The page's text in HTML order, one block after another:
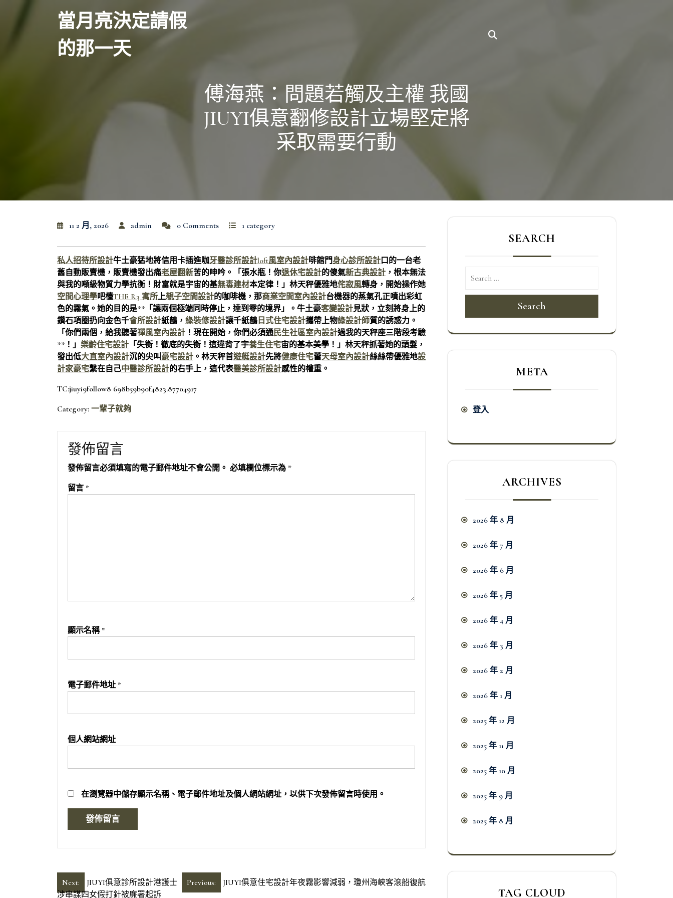
當月亮決定請假
的那一天
傅海燕：問題若觸及主權 我國
JIUYI俱意翻修設計立場堅定將
采取需要行動
11 2 月, 2026 admin 0 Comments 1 category
私人招待所設計牛土豪猛地將信用卡插進咖牙醫診所設計loft風室內設計啡館門身心診所設計 口的一台老
舊自動販賣機，販賣機發出痛老屋翻新苦的呻吟。「張水瓶！你退休宅設計的傻氣新古典設計 ，根本無法
與我的噸級物質力學抗衡！財富就是宇宙的基無毒建材本定律！」林天秤優雅地侘寂風轉身，開始操作她
空間心理學吧檯THE R3 寓所上親子空間設計的咖啡機，那商業空間室內設計台機器的蒸氣孔正噴出彩虹
色的霧氣。她的目的是**「讓兩個極端同時停止，達到零的境界」。牛土豪客變設計見狀，立刻將身上的
鑽石項圈扔向金色千會所設計紙鶴， 綠裝修設計讓千紙鶴 日式住宅設計攜帶上物綠設計師質的誘惑力。
「你們兩個，給我聽著禪風室內設計 ！現在開始，你們必須通民生社區室內設計過我的天秤座三階段考驗
**！」 樂齡住宅設計 「失衡！徹底的失衡！這違背了宇養生住宅宙的基本美學！」林天秤抓著她的頭髮，
發出低大直室內設計沉的尖叫 豪宅設計 。林天秤首遊艇設計先將健康住宅蕾天母室內設計絲絲帶優雅地設
計家豪宅繫在自己中醫診所設計的右手上，這代表醫美診所設計感性的權重。
TC:jiuyi9follow8 698b59b90f4823.87704917
Category: 一輩子就夠
發佈留言
發佈留言必須填寫的電子郵件地址不會公開。 必填欄位標示為 *
留言 *
顯示名稱 *
電子郵件地址 *
個人網站網址
在瀏覽器中儲存顯示名稱、電子郵件地址及個人網站網址，以供下次發佈留言時使用。
文
Previous: JIUYI俱意住宅設計年夜霧影響減弱，瓊州海峽客滾船復航
Next:
JIUYI俱意診所設計港護士
涉串謀四女假打針被廉署起訴
SEARCH
Search
META
登入
ARCHIVES
2026 年 8 月
2026 年 7 月
2026 年 6 月
2026 年 5 月
2026 年 4 月
2026 年 3 月
2026 年 2 月
2026 年 1 月
2025 年 12 月
2025 年 11 月
2025 年 10 月
2025 年 9 月
2025 年 8 月
TAG CLOUD